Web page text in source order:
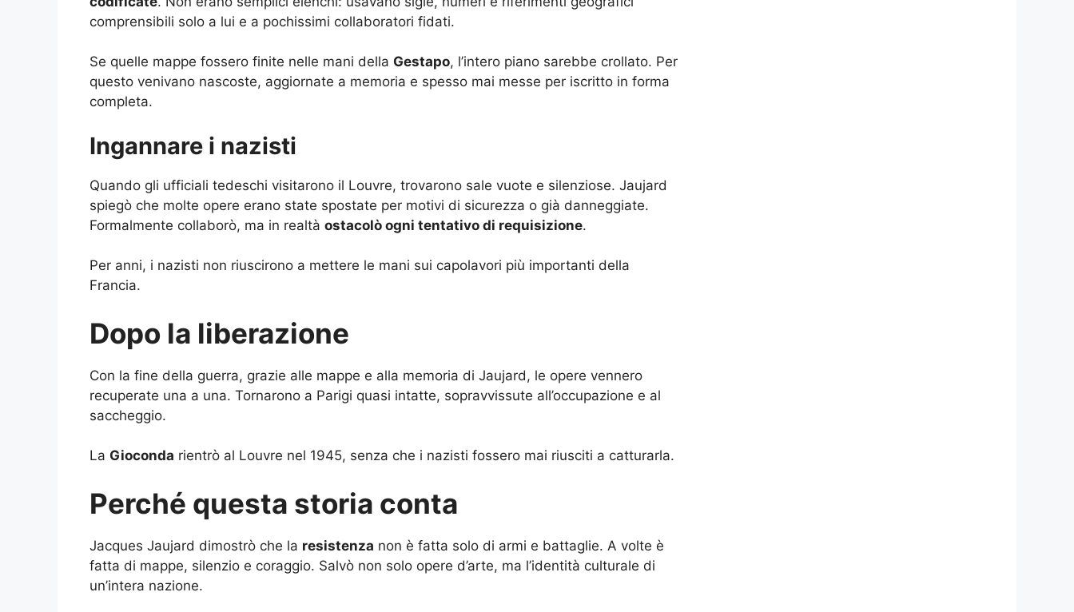
comprensibili solo a lui e a pochissimi collaboratori fidati.
Se quelle mappe fossero finite nelle mani della Gestapo, l’intero piano sarebbe crollato. Per
questo venivano nascoste, aggiornate a memoria e spesso mai messe per iscritto in forma
completa.
Ingannare i nazisti
Quando gli ufficiali tedeschi visitarono il Louvre, trovarono sale vuote e silenziose. Jaujard
spiegò che molte opere erano state spostate per motivi di sicurezza o già danneggiate.
Formalmente collaborò, ma in realtà ostacolò ogni tentativo di requisizione.
Per anni, i nazisti non riuscirono a mettere le mani sui capolavori più importanti della
Francia.
Dopo la liberazione
Con la fine della guerra, grazie alle mappe e alla memoria di Jaujard, le opere vennero
recuperate una a una. Tornarono a Parigi quasi intatte, sopravvissute all’occupazione e al
saccheggio.
La Gioconda rientrò al Louvre nel 1945, senza che i nazisti fossero mai riusciti a catturarla.
Perché questa storia conta
Jacques Jaujard dimostrò che la resistenza non è fatta solo di armi e battaglie. A volte è
fatta di mappe, silenzio e coraggio. Salvò non solo opere d’arte, ma l’identità culturale di
un’intera nazione.